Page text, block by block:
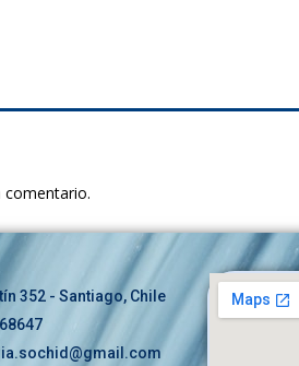
comentario.
352 - Santiago, Chile